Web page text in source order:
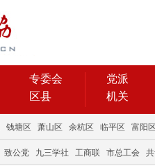
专委会
区县
党派
机关
钱塘区 萧山区 余杭区 临平区 富阳
致公党 九三学社 工商联 市总工会